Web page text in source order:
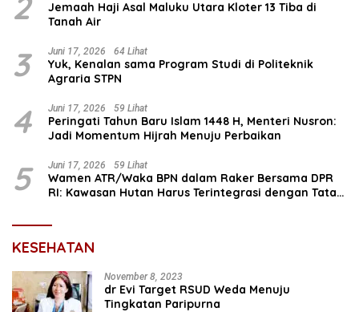
Jemaah Haji Asal Maluku Utara Kloter 13 Tiba di
Tanah Air
3 Juni 17, 2026 64 Lihat
Yuk, Kenalan sama Program Studi di Politeknik
Agraria STPN
4 Juni 17, 2026 59 Lihat
Peringati Tahun Baru Islam 1448 H, Menteri Nusron:
Jadi Momentum Hijrah Menuju Perbaikan
5 Juni 17, 2026 59 Lihat
Wamen ATR/Waka BPN dalam Raker Bersama DPR
RI: Kawasan Hutan Harus Terintegrasi dengan Tata
KESEHATAN
November 8, 2023
dr Evi Target RSUD Weda Menuju
Tingkatan Paripurna